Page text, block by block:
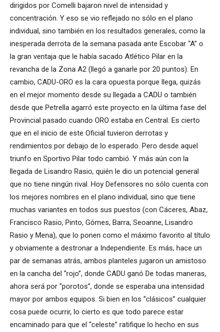
dirigidos por Comelli bajaron nivel de intensidad y
concentración. Y eso se vio reflejado no sólo en el plano
individual, sino también en los resultados generales, como la
inesperada derrota de la semana pasada ante Escobar “A” o
la gran ventaja que le había sacado Atlético Pilar en la
revancha de la Zona A2 (llegó a ganarle por 20 puntos). En
cambio, CADU-ORO es la cara opuesta porque llega, quizás
en el mejor momento desde su llegada a CADU o también
desde que Petrella agarró este proyecto en la última fase del
Provincial pasado cuando ORO estaba en Central. Es cierto
que en el inicio de este Oficial tuvieron derrotas y
rendimientos por debajo de lo esperado. Pero desde aquel
triunfo en Sportivo Pilar todo cambió. Y más aún con la
llegada de Lisandro Rasio, quién le dio un potencial general
que no tiene ningún rival. Hoy Defensores no sólo cuenta con
los mejores nombres en el plano individual, sino que tiene
muchas variantes en todos sus puestos (con Cáceres, Abaz,
Francisco Rasio, Pinto, Gómes, Barra, Seoanne, Lisandro
Rasio y Mena), que lo ponen como el máximo favorito al título
y obviamente a destronar a Independiente. Es más, hace un
par de semanas atrás, ambos planteles jugaron un amistoso
en la cancha del “rojo”, donde CADU ganó De todas maneras,
ahora será por “porotos”, donde se esperaba una intensidad
mayor por ambos equipos. Si bien en los “clásicos” cualquier
cosa puede ocurrir, lo cierto es que todo parece estar
encaminado para que el “celeste” ratifique lo hecho en sus